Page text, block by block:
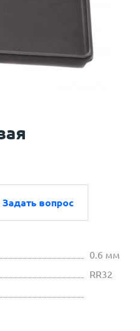
Задать вопрос
0.6 мм
RR32